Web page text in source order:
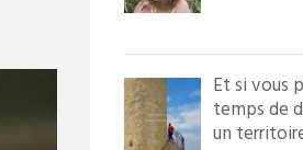
Et si vous
temps de
un